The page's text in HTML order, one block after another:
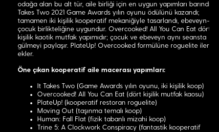
odağa alan bu alt tür, aile birliği için en uygun yapımları barındırır.
Takes Two 2021 Game Awards yılın oyunu ödülünü kazandı;
tamamen iki kişilik kooperatif mekaniğiyle tasarlandı, ebeveyn-
çocuk birlikteliğine uygundur. Overcooked! All You Can Eat dört
kişilik kaotik mutfak yapımıdır; çocuk ve ebeveyn aynı seansta
gülmeyi paylaşır. PlateUp! Overcooked formülüne roguelite
ekler.
Öne çıkan kooperatif aile macerası yapımları:
It Takes Two (Game Awards yılın oyunu, iki kişilik koop)
Overcooked! All You Can Eat (dört kişilik mutfak kaosu)
PlateUp! (kooperatif restoran roguelite)
Moving Out (taşınma temalı koop)
Human: Fall Flat (fizik tabanlı mizahi koop)
Trine 5: A Clockwork Conspiracy (fantastik kooperatif